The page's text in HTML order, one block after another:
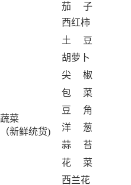
蔬菜
（新鲜统货)
茄 子
西红柿
土 豆
胡萝卜
尖 椒
包 菜
豆 角
洋 葱
蒜 苔
花 菜
西兰花